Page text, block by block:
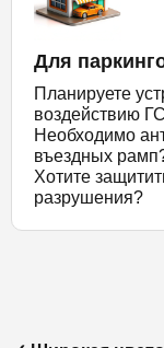
Для
Планируете
воздействию
Необходимо
въездных
Хотите
разрушения?